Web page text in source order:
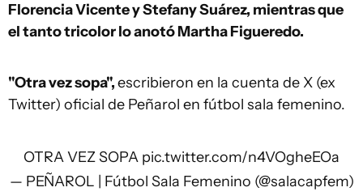
Florencia Vicente y Stefany Suárez, mientras que
el tanto tricolor lo anotó Martha Figueredo.
"Otra vez sopa",escribieron en la cuenta de X (ex
Twitter) oficial de Peñarol en fútbol sala femenino.
OTRA VEZ SOPA pic.twitter.com/n4VOgheEOa
— PEÑAROL | Fútbol Sala Femenino (@salacapfem)